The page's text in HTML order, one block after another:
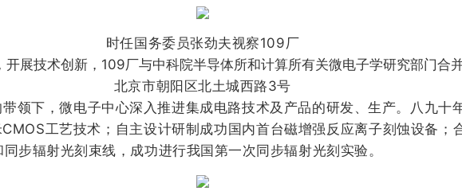
时任国务委员张劲夫视察109厂
展技术创新，109厂与中科院半导体所和计算所有关微电子学研究部门合并
北京市朝阳区北土城西路3号
下，微电子中心深入推进集成电路技术及产品的研发、生产。八九十
工艺技术；自主设计研制成功国内首台磁增强反应离子刻蚀设备；
步辐射光刻束线，成功进行我国第一次同步辐射光刻实验。